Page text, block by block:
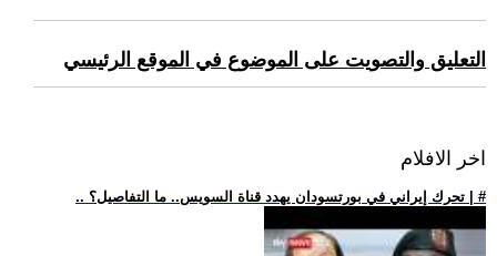
التعليق والتصويت على الموضوع في الموقع الرئيسي
اخر الافلام
.. تحرك إيراني في بورتسودان يهدد قناة السويس.. ما التفاصيل؟ | #